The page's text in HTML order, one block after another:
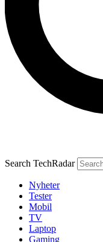
Search TechRadar
Nyheter
Tester
Mobil
TV
Laptop
Gaming